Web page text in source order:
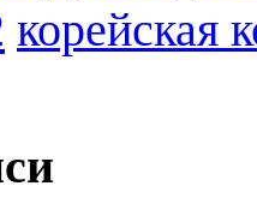
корейская